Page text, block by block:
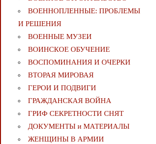
ВОЕННОПЛЕННЫЕ: ПРОБЛЕМЫ
И РЕШЕНИЯ
ВОЕННЫЕ МУЗЕИ
ВОИНСКОЕ ОБУЧЕНИЕ
ВОСПОМИНАНИЯ И ОЧЕРКИ
ВТОРАЯ МИРОВАЯ
ГЕРОИ И ПОДВИГИ
ГРАЖДАНСКАЯ ВОЙНА
ГРИФ СЕКРЕТНОСТИ СНЯТ
ДОКУМЕНТЫ и МАТЕРИАЛЫ
ЖЕНЩИНЫ В АРМИИ